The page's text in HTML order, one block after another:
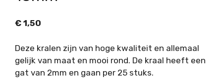
€ 1,50
Deze kralen zijn van hoge kwaliteit en allemaal
gelijk van maat en mooi rond. De kraal heeft een
gat van 2mm en gaan per 25 stuks.